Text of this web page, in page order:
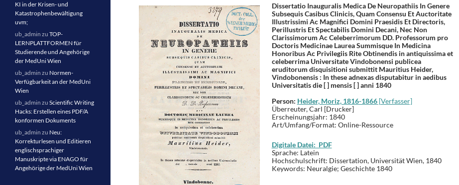
Dissertatio Inauguralis Medica De Neuropathiis In Genere
Subsequis Casibus Clinicis, Quam Consensu Et Auctoritate
Illustrissimi Ac Magnifici Domini Praesidis Et Directoris,
Perillustris Et Spectabilis Domini Decani, Nec Non
Clarissimorum Ac Celeberrimorum DD. Professorum pro
Doctoris Medicinae Laurea Summisque In Medicina
Honoribus Ac Privilegiis Rite Obtinendis in antiquissima et
celeberrima Universitate Vindobonensi publicea
eruditorum disquisitioni submittit Mauritius Heider,
Vindobonensis : In these adnexas disputabitur in aedibus
Universitatis die [ ] mensis [ ] anni 1840
Person: Heider, Moriz, 1816-1866[Verfasser]
Überreuter, Carl [Drucker]
Erscheinungsjahr: 1840
Art/Umfang/Format: Online-Ressource
Digitale Datei: PDF
Sprache: Latein
Hochschulschrift: Dissertation, Universität Wien, 1840
Keywords: Neuralgie; Geschichte 1840
KI in der Krisen- und
Katastrophenbewältigung
uvm;
ub_admin zu TOP-
LERNPLATTFORMEN für
Studierende und Angehörige
der MedUni Wien
ub_admin zu Normen-
Verfügbarkeit an der MedUni
Wien
ub_admin zu Scientific Writing
Hacks: Erstellen eines PDF/A
konformen Dokuments
ub_admin zu Neu:
Korrekturlesen und Editieren
englischsprachiger
Manuskripte via ENAGO für
Angehörige der MedUni Wien